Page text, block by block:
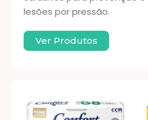
lesões por pressão.
Ver Produtos